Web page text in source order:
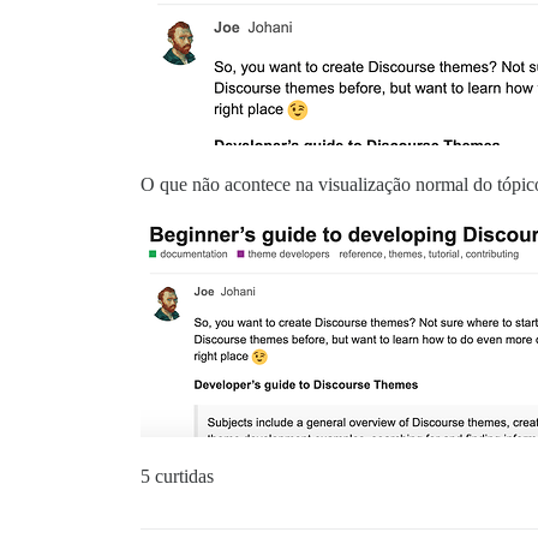
O que não acontece na visualização normal do
5 curtidas